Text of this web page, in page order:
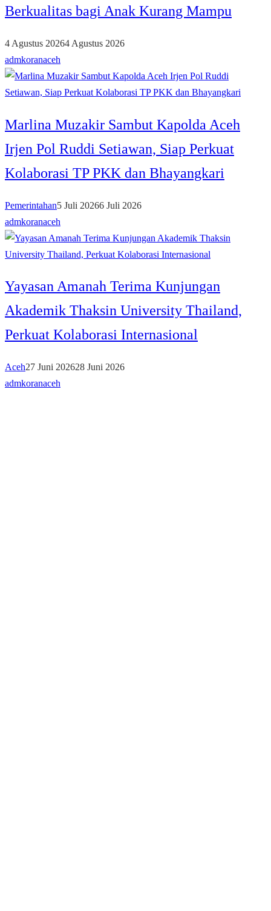
Berkualitas bagi Anak Kurang Mampu
4 Agustus 20264 Agustus 2026
admkoranaceh
Marlina Muzakir Sambut Kapolda Aceh
Irjen Pol Ruddi Setiawan, Siap Perkuat
Kolaborasi TP PKK dan Bhayangkari
Pemerintahan5 Juli 20266 Juli 2026
admkoranaceh
Yayasan Amanah Terima Kunjungan
Akademik Thaksin University Thailand,
Perkuat Kolaborasi Internasional
Aceh27 Juni 202628 Juni 2026
admkoranaceh